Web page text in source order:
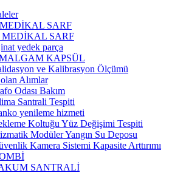
SARF
MEDİKAL SARF
yedek parça
KAPSÜL
ve Kalibrasyon Ölçümü
Alımlar
Odası Bakım
Santrali Tespiti
yenileme hizmeti
Koltuğu Yüz Değişimi Tespiti
Modüler Yangın Su Deposu
Kamera Sistemi Kapasite Arttırımı
SANTRALİ